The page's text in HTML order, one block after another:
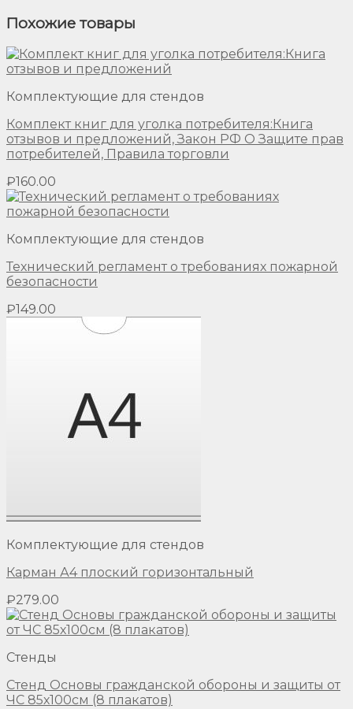
Похожие товары
Комплектующие для стендов
Комплект книг для уголка потребителя:Книга
отзывов и предложений, Закон РФ О Защите прав
потребителей, Правила торговли
₽160.00
Комплектующие для стендов
Технический регламент о требованиях пожарной
безопасности
₽149.00
Комплектующие для стендов
Карман А4 плоский горизонтальный
₽279.00
Стенды
Стенд Основы гражданской обороны и защиты от
ЧС 85х100см (8 плакатов)